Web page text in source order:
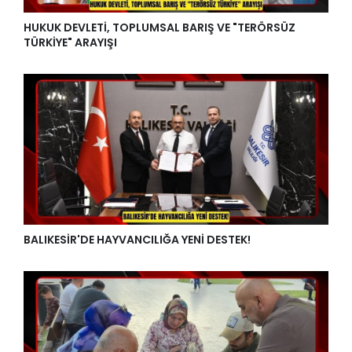
HUKUK DEVLETİ, TOPLUMSAL BARIŞ VE "TERÖRSÜZ
TÜRKİYE" ARAYIŞI
BALIKESİR'DE HAYVANCILIĞA YENİ DESTEK!